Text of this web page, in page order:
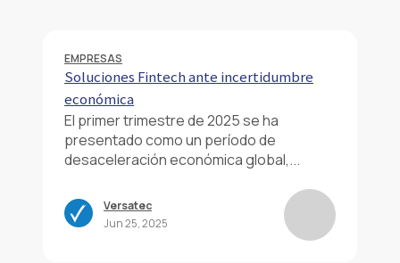
EMPRESAS
Soluciones Fintech ante incertidumbre
económica
El primer trimestre de 2025 se ha
presentado como un período de
desaceleración económica global,...
Versatec
Jun 25, 2025